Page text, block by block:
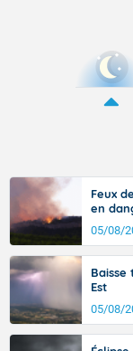
Feux
en
05/08/
Est
05/08/